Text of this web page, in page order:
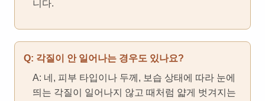
니다.
Q: 각질이 안 일어나는 경우도 있나요?
A: 네, 피부 타입이나 두께, 보습 상태에 따라 눈에
띄는 각질이 일어나지 않고 때처럼 얇게 벗겨지는